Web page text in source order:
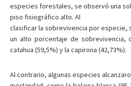
especies forestales, se observó una
piso fisiográfico alto. Al
clasificar la sobrevivencia por especie,
un alto porcentaje de sobrevivencia,
catahua (59,5%) y la capirona (42,73%).
Al contrario, algunas especies